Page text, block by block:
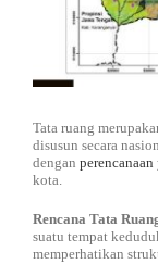
Tata ruang
disusun secara
dengan perencanaan
kota.
Rencana Tata
suatu tempat
memperhatikan